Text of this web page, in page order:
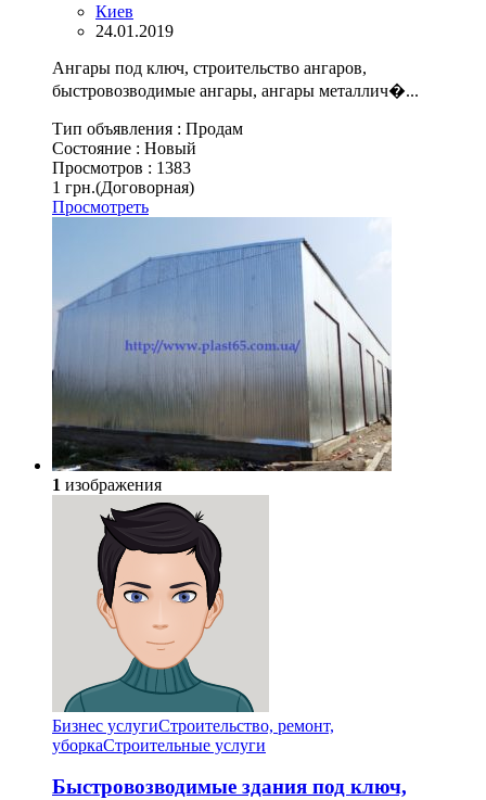
Киев
24.01.2019
Ангары под ключ, строительство ангаров,
быстровозводимые ангары, ангары металлич�...
Тип объявления : Продам
Состояние : Новый
Просмотров : 1383
1 грн.(Договорная)
Просмотреть
1 изображения
Бизнес услугиСтроительство, ремонт,
уборкаCтроительные услуги
Быстровозводимые здания под ключ,